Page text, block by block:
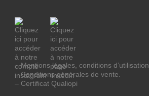
– Mentions légales, conditions d’utilisation.
– Conditions générales de vente.
– Certificat Qualiopi